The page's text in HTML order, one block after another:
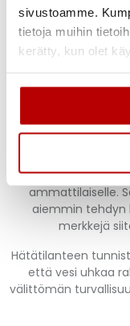
sivustoamme.
tietoja muihin
kerätty, kun olet
Tietyt katon
Jos vuoto on laaja
tilapäiset
rakenteellisiin
vuotaa
katkaise sähköt
ammattilaiselle.
aiemmin tehdyn
merkkejä
Hätätilanteen
että vesi uhkaa
välittömän